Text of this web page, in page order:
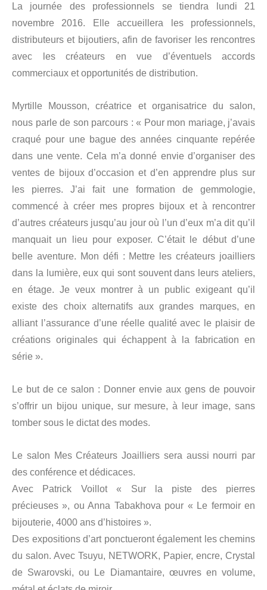
La journée des professionnels se tiendra lundi 21
novembre 2016. Elle accueillera les professionnels,
distributeurs et bijoutiers, afin de favoriser les rencontres
avec les créateurs en vue d’éventuels accords
commerciaux et opportunités de distribution.
Myrtille Mousson, créatrice et organisatrice du salon,
nous parle de son parcours : « Pour mon mariage, j’avais
craqué pour une bague des années cinquante repérée
dans une vente. Cela m’a donné envie d’organiser des
ventes de bijoux d’occasion et d’en apprendre plus sur
les pierres. J’ai fait une formation de gemmologie,
commencé à créer mes propres bijoux et à rencontrer
d’autres créateurs jusqu’au jour où l’un d’eux m’a dit qu’il
manquait un lieu pour exposer. C’était le début d’une
belle aventure. Mon défi : Mettre les créateurs joailliers
dans la lumière, eux qui sont souvent dans leurs ateliers,
en étage. Je veux montrer à un public exigeant qu’il
existe des choix alternatifs aux grandes marques, en
alliant l’assurance d’une réelle qualité avec le plaisir de
créations originales qui échappent à la fabrication en
série ».
Le but de ce salon : Donner envie aux gens de pouvoir
s’offrir un bijou unique, sur mesure, à leur image, sans
tomber sous le dictat des modes.
Le salon Mes Créateurs Joailliers sera aussi nourri par
des conférence et dédicaces.
Avec Patrick Voillot « Sur la piste des pierres
précieuses », ou Anna Tabakhova pour « Le fermoir en
bijouterie, 4000 ans d’histoires ».
Des expositions d’art ponctueront également les chemins
du salon. Avec Tsuyu, NETWORK, Papier, encre, Crystal
de Swarovski, ou Le Diamantaire, œuvres en volume,